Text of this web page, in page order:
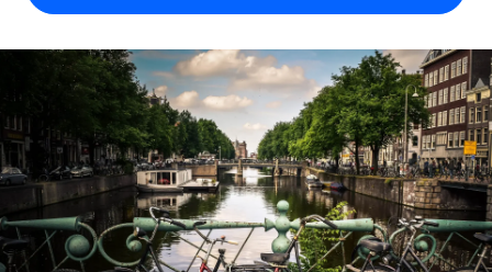
Chiedi a un esperto
Affidati agli esperti per la gestione HR e la
compliance globale
Partner tecnologici strategici
Integra l'HR globale nella tua piattaforma in modo
flessibile
CASE STUDIES
Nederlands
Français
Deutsch
Español
Italiano
Login